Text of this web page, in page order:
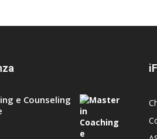
e Counseling